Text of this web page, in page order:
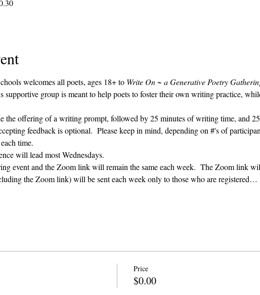
welcomes all poets, ages 18+ to Write On ~ a Generative Poetry
supportive group is meant to help poets to foster their own writing practice,
the offering of a writing prompt, followed by 25 minutes of writing time, and
feedback is optional.  Please keep in mind, depending on #'s of
time.
will lead most Wednesdays.
event and the Zoom link will remain the same each week.  The Zoom link
the Zoom link) will be sent each week only to those who are registered…
Price
$0.00